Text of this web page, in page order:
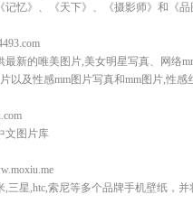
记忆》、《天下》、《摄影师》和《
最新的唯美图片,美女明星写真、网络
以及性感mm图片写真和mm图片,性
文图片库
,三星,htc,索尼等多个品牌手机壁纸，